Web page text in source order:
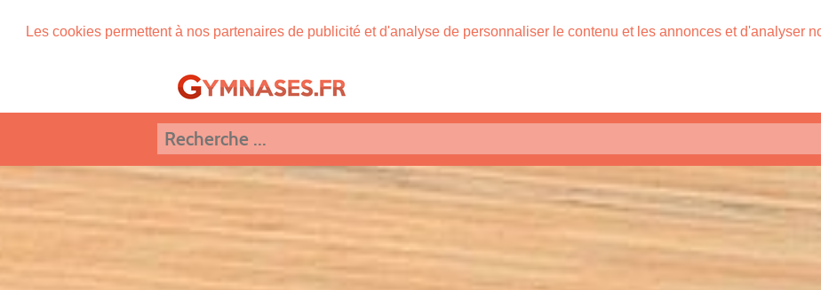
Les cookies permettent à nos partenaires de publicité et d'analyse de personnaliser le contenu et les annonces et d'analyser